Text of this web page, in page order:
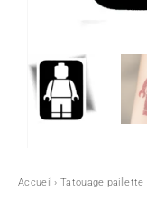
Accueil ›Tatouage paillette